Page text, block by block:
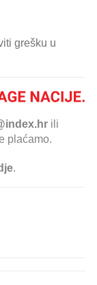
grešku u
ili
plaćamo.
.